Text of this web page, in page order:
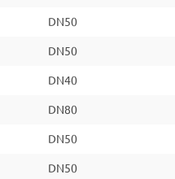
DN50
DN50
DN40
DN80
DN50
DN50